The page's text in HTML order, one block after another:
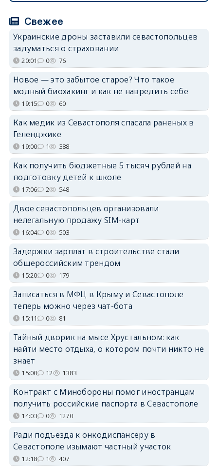
Свежее
Украинские дроны заставили севастопольцев
задуматься о страховании
20:01 0 76
Новое — это забытое старое? Что такое
модный биохакинг и как не навредить себе
19:15 0 60
Как медик из Севастополя спасала раненых в
Геленджике
19:00 1 388
Как получить бюджетные 5 тысяч рублей на
подготовку детей к школе
17:06 2 548
Двое севастопольцев организовали
нелегальную продажу SIM-карт
16:04 0 503
Задержки зарплат в строительстве стали
общероссийским трендом
15:20 0 179
Записаться в МФЦ в Крыму и Севастополе
теперь можно через чат-бота
15:11 0 81
Тайный дворик на мысе Хрустальном: как
найти место отдыха, о котором почти никто не
знает
15:00 12 1383
Контракт с Минобороны помог иностранцам
получить российские паспорта в Севастополе
14:03 0 1270
Ради подъезда к онкодиспансеру в
Севастополе изымают частный участок
12:18 1 407